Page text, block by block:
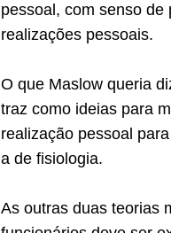
pessoal, com senso
realizações pessoais.
O que Maslow queria
traz como ideias para
realização pessoal
a de fisiologia.
As outras duas teorias